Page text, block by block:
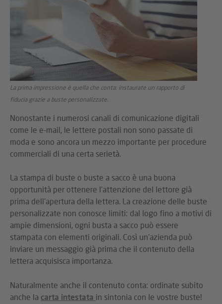
La prima impressione è quella che conta: instaurate un rapporto di
fiducia grazie a buste personalizzate.
Nonostante i numerosi canali di comunicazione digitali
come le e-mail, le lettere postali non sono passate di
moda e sono ancora un mezzo importante per procedure
commerciali di una certa serietà.
La stampa di buste o buste a sacco è una buona
opportunità per ottenere l'attenzione del lettore già
prima dell'apertura della lettera. La creazione delle buste
personalizzate non conosce limiti: dal logo fino a motivi di
ampie dimensioni, ogni busta a sacco può essere
stampata con elementi originali. Così un'azienda può
inviare un messaggio già prima che il contenuto della
lettera acquisisca importanza.
Naturalmente anche il contenuto conta: ordinate subito
anche la carta intestata in sintonia con le vostre buste!